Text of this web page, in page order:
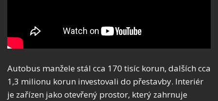
Autobus manžele stál cca 170 tisíc korun, dalších cca
1,3 milionu korun investovali do přestavby. Interiér
je zařízen jako otevřený prostor, který zahrnuje